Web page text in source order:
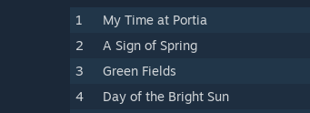
1 My Time at Portia
2
A Sign of Spring
3
Green Fields
4
Day of the Bright Sun